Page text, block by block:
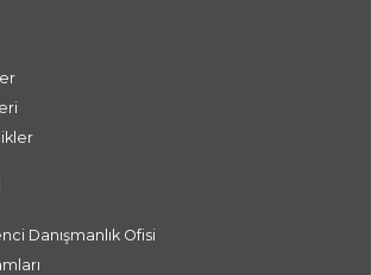
Danışmanlık Ofisi